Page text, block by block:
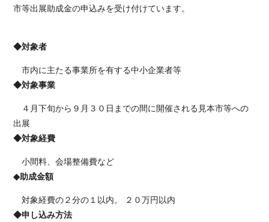
市等出展助成金の申込みを受け付けています。
◆対象者
市内に主たる事業所を有する中小企業者等
◆対象事業
４月下旬から９月３０日までの間に開催される見本市等への
出展
◆対象経費
小間料、会場整備費など
◆助成金額
対象経費の２分の１以内。 ２０万円以内
◆申し込み方法